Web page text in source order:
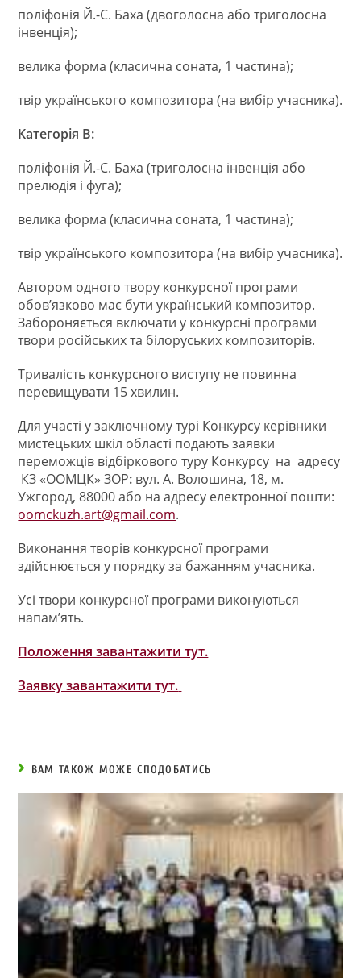
поліфонія Й.-С. Баха (двоголосна або триголосна
інвенція);
велика форма (класична соната, 1 частина);
твір українського композитора (на вибір учасника).
Категорія В:
поліфонія Й.-С. Баха (триголосна інвенція або
прелюдія і фуга);
велика форма (класична соната, 1 частина);
твір українського композитора (на вибір учасника).
Автором одного твору конкурсної програми
обов’язково має бути український композитор.
Забороняється включати у конкурсні програми
твори російських та білоруських композиторів.
Тривалість конкурсного виступу не повинна
перевищувати 15 хвилин.
Для участі у заключному турі Конкурсу керівники
мистецьких шкіл області подають заявки
переможців відбіркового туру Конкурсу на адресу
КЗ «ООМЦК» ЗОР: вул. А. Волошина, 18, м.
Ужгород, 88000 або на адресу електронної пошти:
oomckuzh.art@gmail.com.
Виконання творів конкурсної програми
здійснюється у порядку за бажанням учасника.
Усі твори конкурсної програми виконуються
напам’ять.
Положення завантажити тут.
Заявку завантажити тут.
ВАМ ТАКОЖ МОЖЕ СПОДОБАТИСЬ